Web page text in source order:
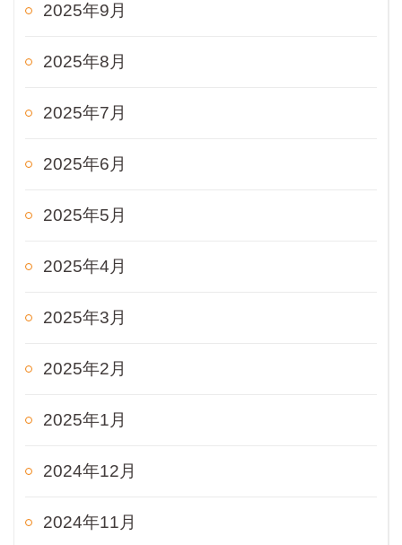
2025年9月
2025年8月
2025年7月
2025年6月
2025年5月
2025年4月
2025年3月
2025年2月
2025年1月
2024年12月
2024年11月